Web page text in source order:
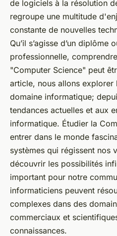
de logiciels à la résolution
regroupe une multitude
constante de nouvelles
Qu’il s’agisse d’un
professionnelle,
"Computer Science" peut
article, nous allons
domaine informatique;
tendances actuelles et aux
informatique. Étudier la
entrer dans le monde
systèmes qui régissent nos
découvrir les possibilités
important pour notre
informaticiens peuvent
complexes dans des
commerciaux et
connaissances.